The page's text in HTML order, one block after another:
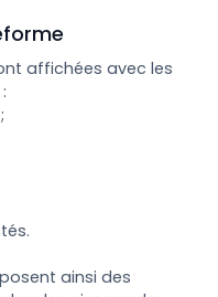
affichées avec les
ainsi des